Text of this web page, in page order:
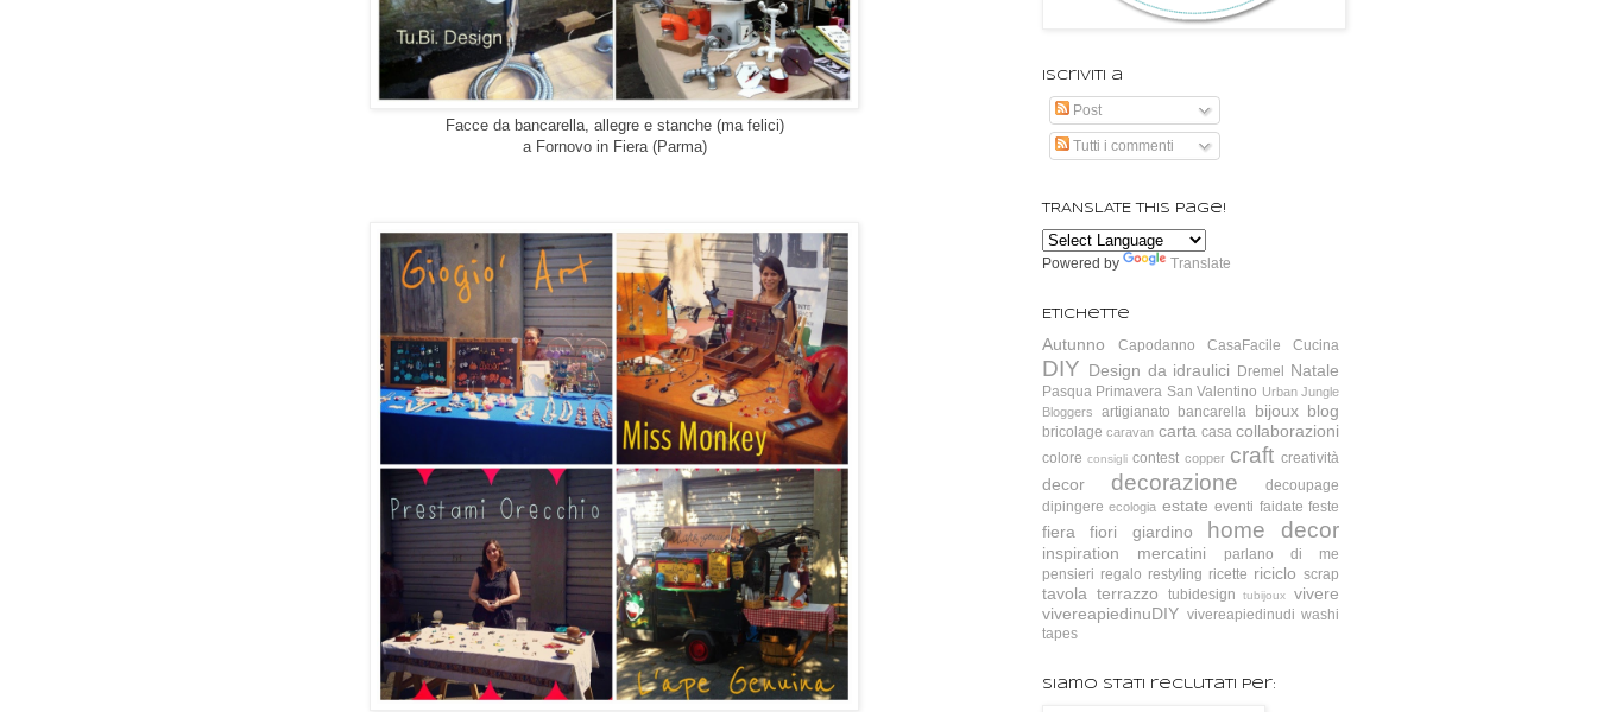
Facce da bancarella, allegre e stanche (ma felici)
a Fornovo in Fiera (Parma)
Iscriviti a
Post
Tutti i commenti
TRANSLATE this page!
Powered by Translate
Etichette
Autunno Capodanno CasaFacile Cucina
DIY Design da idraulici Dremel Natale
Pasqua Primavera San Valentino Urban Jungle
Bloggers
artigianato bancarella bijoux blog
bricolage caravan carta casa collaborazioni
colore consigli contest copper craft creatività
decor decorazione
decoupage
dipingere ecologia estate eventi faidate feste
fiera fiori giardino home decor
inspiration mercatini
parlano di me
pensieri regalo restyling ricette riciclo scrap
tavola terrazzo tubidesign tubijoux
vivere
vivereapiedinuDIY vivereapiedinudi washi
tapes
Siamo stati reclutati per: